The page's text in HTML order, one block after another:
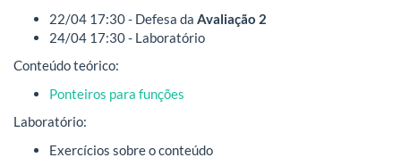
22/04 17:30 - Defesa da Avaliação 2
24/04 17:30 - Laboratório
Conteúdo teórico:
Ponteiros para funções
Laboratório:
Exercícios sobre o conteúdo